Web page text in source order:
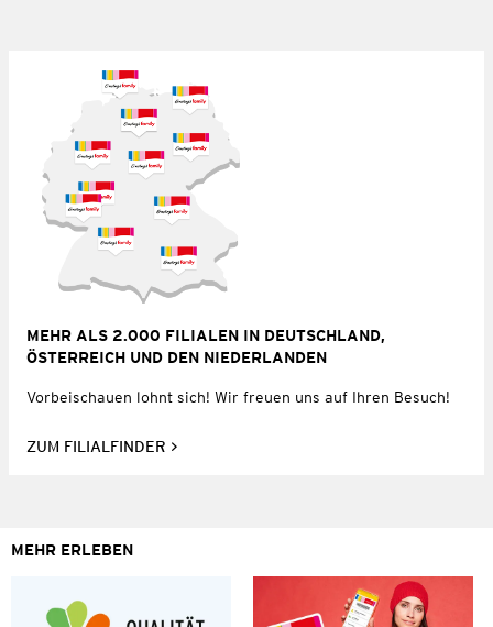
MEHR ALS 2.000 FILIALEN IN DEUTSCHLAND,
ÖSTERREICH UND DEN NIEDERLANDEN
Vorbeischauen lohnt sich! Wir freuen uns auf Ihren Besuch!
ZUM FILIALFINDER
MEHR ERLEBEN